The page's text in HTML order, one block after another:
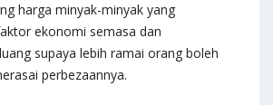
harga minyak-minyak yang
ekonomi semasa dan
supaya lebih ramai orang boleh
perbezaannya.